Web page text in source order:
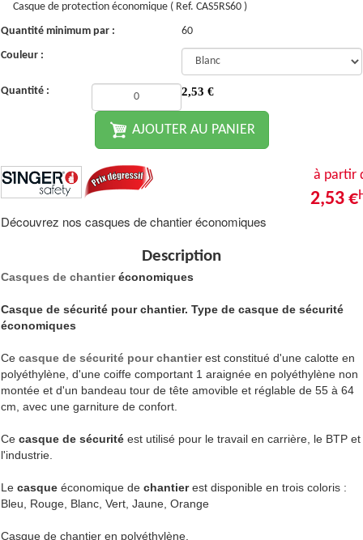
Casque de protection économique ( Ref. CAS5RS60 )
Quantité minimum par :
60
Couleur :
Quantité : 2,53 €
AJOUTER AU PANIER
à partir
2,53 €
Découvrez nos casques de chantier économiques
Description
Casques de chantieréconomiques
Casque de sécurité pour chantier. Type de casque de sécurité
économiques
Ce casque de sécurité pour chantierest constitué d'une calotte en
polyéthylène, d'une coiffe comportant 1 araignée en polyéthylène non
montée et d'un bandeau tour de tête amovible et réglable de 55 à 64
cm, avec une garniture de confort.
Ce casque de sécurité est utilisé pour le travail en carrière, le BTP et
l'industrie.
Le casque économique de chantierest disponible en trois coloris :
Bleu, Rouge, Blanc, Vert, Jaune, Orange
Casque de chantier en polyéthylène.